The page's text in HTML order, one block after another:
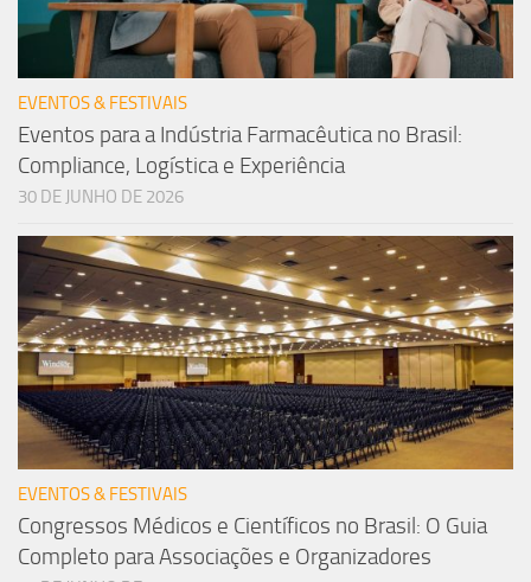
EVENTOS & FESTIVAIS
Eventos para a Indústria Farmacêutica no Brasil:
Compliance, Logística e Experiência
30 DE JUNHO DE 2026
EVENTOS & FESTIVAIS
Congressos Médicos e Científicos no Brasil: O Guia
Completo para Associações e Organizadores